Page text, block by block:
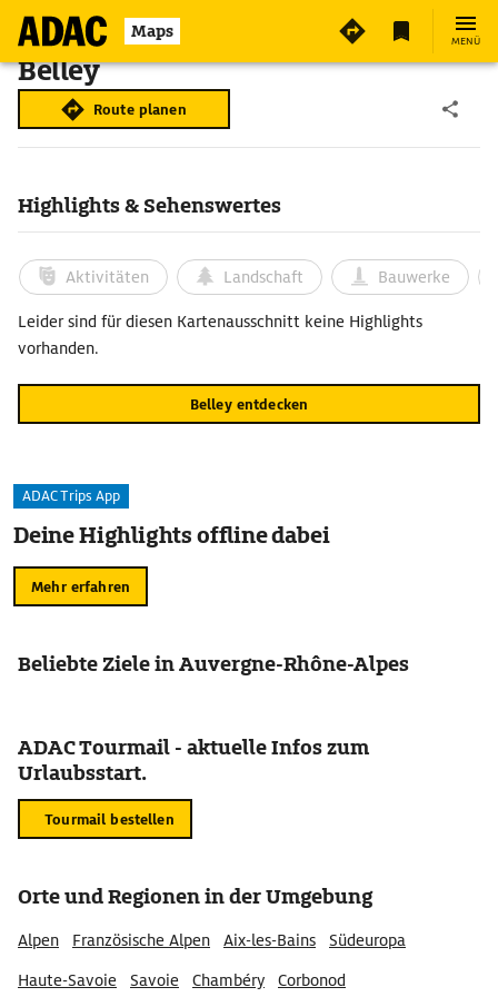
Maps MENÜ
Belley
Route planen
Highlights & Sehenswertes
Aktivitäten Landschaft Bauwerke
Leider sind für diesen Kartenausschnitt keine Highlights
vorhanden.
Belley entdecken
ADAC Trips App
Deine Highlights offline dabei
Mehr erfahren
Beliebte Ziele in Auvergne-Rhône-Alpes
ADAC Tourmail - aktuelle Infos zum
Urlaubsstart.
Tourmail bestellen
Orte und Regionen in der Umgebung
Alpen Französische Alpen Aix-les-Bains
Südeuropa
Haute-Savoie
Savoie Chambéry Corbonod